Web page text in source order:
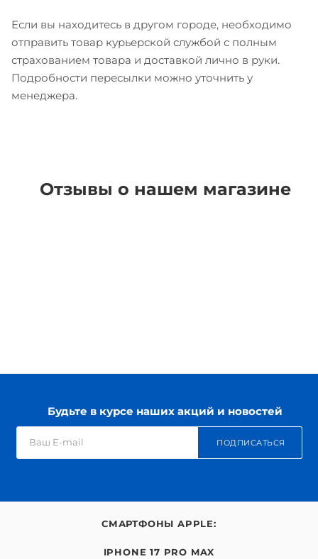
Если вы находитесь в другом городе, необходимо
отправить товар курьерской службой с полным
страхованием товара и доставкой лично в руки.
Подробности пересылки можно уточнить у
менеджера.
Отзывы о нашем магазине
Будьте в курсе наших акций и новостей
ПОДПИСАТЬСЯ
СМАРТФОНЫ APPLE:
IPHONE 17 PRO MAX